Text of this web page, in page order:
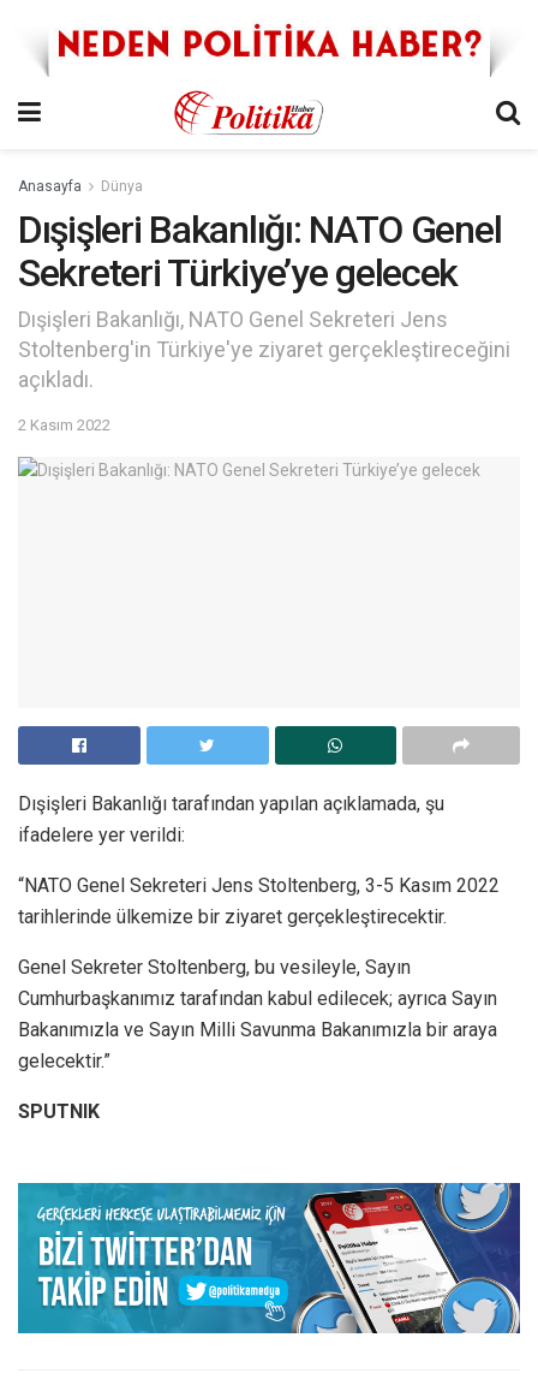
Anasayfa Dünya
Dışişleri Bakanlığı: NATO Genel
Sekreteri Türkiye’ye gelecek
Dışişleri Bakanlığı, NATO Genel Sekreteri Jens
Stoltenberg'in Türkiye'ye ziyaret gerçekleştireceğini
açıkladı.
2 Kasım 2022
Dışişleri Bakanlığı tarafından yapılan açıklamada, şu
ifadelere yer verildi:
“NATO Genel Sekreteri Jens Stoltenberg, 3-5 Kasım 2022
tarihlerinde ülkemize bir ziyaret gerçekleştirecektir.
Genel Sekreter Stoltenberg, bu vesileyle, Sayın
Cumhurbaşkanımız tarafından kabul edilecek; ayrıca Sayın
Bakanımızla ve Sayın Milli Savunma Bakanımızla bir araya
gelecektir.”
SPUTNIK